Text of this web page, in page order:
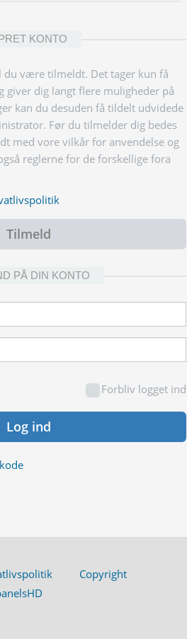
KONTO
du være tilmeldt. Det tager kun få
giver dig langt flere muligheder på
kan du desuden få tildelt udvidede
Før du tilmelder dig bedes
med vore vilkår for anvendelse og
reglerne for de forskellige fora
Tilmeld
PÅ DIN KONTO
Forbliv logget ind
Log ind
Copyright